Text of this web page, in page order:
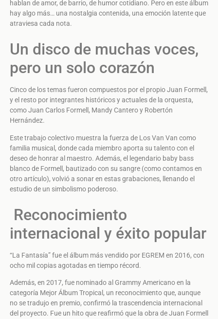
hablan de amor, de barrio, de humor cotidiano. Pero en este álbum
hay algo más… una nostalgia contenida, una emoción latente que
atraviesa cada nota.
Un disco de muchas voces,
pero un solo corazón
Cinco de los temas fueron compuestos por el propio Juan Formell,
y el resto por integrantes históricos y actuales de la orquesta,
como Juan Carlos Formell, Mandy Cantero y Robertón
Hernández.
Este trabajo colectivo muestra la fuerza de Los Van Van como
familia musical, donde cada miembro aporta su talento con el
deseo de honrar al maestro. Además, el legendario baby bass
blanco de Formell, bautizado con su sangre (como contamos en
otro artículo), volvió a sonar en estas grabaciones, llenando el
estudio de un simbolismo poderoso.
Reconocimiento
internacional y éxito popular
“La Fantasía” fue el álbum más vendido por EGREM en 2016, con
ocho mil copias agotadas en tiempo récord.
Además, en 2017, fue nominado al Grammy Americano en la
categoría Mejor Álbum Tropical, un reconocimiento que, aunque
no se tradujo en premio, confirmó la trascendencia internacional
del proyecto. Fue un hito que reafirmó que la obra de Juan Formell